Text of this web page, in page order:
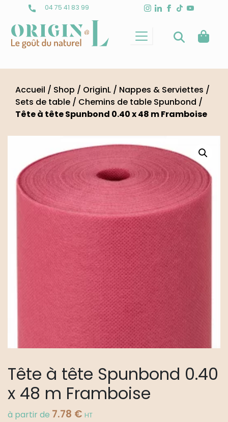
content
04 75 41 83 99
Accueil / Shop / OriginL / Nappes & Serviettes /
Sets de table / Chemins de table Spunbond /
Tête à tête Spunbond 0.40 x 48 m Framboise
Tête à tête Spunbond 0.40
x 48 m Framboise
à partir de 7.78 € HT